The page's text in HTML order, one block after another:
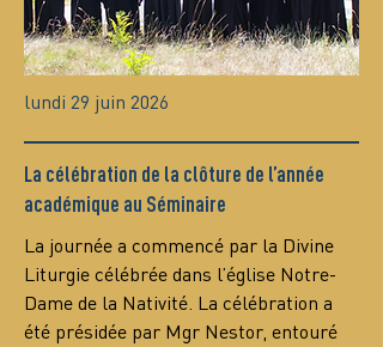
lundi 29 juin 2026
La célébration de la clôture de l’année
académique au Séminaire
La journée a commencé par la Divine
Liturgie célébrée dans l’église Notre-
Dame de la Nativité. La célébration a
été présidée par Mgr Nestor, entouré